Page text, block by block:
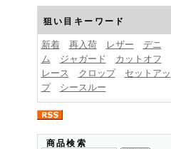
FINEBOYS2024年12月号
狙い目キーワード
新着 再入荷 レザー
デニ
ム
ジャガード
カットオフ
レース
クロップ
セットアッ
プ
シースルー
商品検索